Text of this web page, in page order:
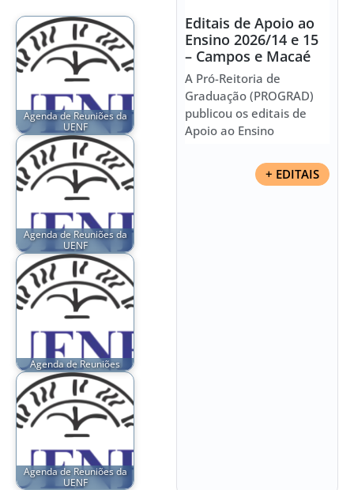
Agenda de Reuniões da
UENF
Agenda de Reuniões da
UENF
Agenda de Reuniões
Agenda de Reuniões da
UENF
Editais de Apoio ao
Ensino 2026/14 e 15
– Campos e Macaé
A Pró-Reitoria de
Graduação (PROGRAD)
publicou os editais de
Apoio ao Ensino
+ EDITAIS